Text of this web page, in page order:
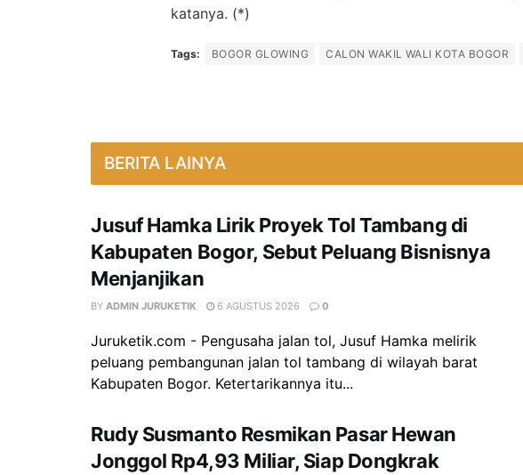
katanya. (*)
Tags: BOGOR GLOWING CALON WAKIL WALI KOTA BOGOR
BERITA LAINYA
Jusuf Hamka Lirik Proyek Tol Tambang di
Kabupaten Bogor, Sebut Peluang Bisnisnya
Menjanjikan
BY ADMIN JURUKETIK 6 AGUSTUS 2026 0
Juruketik.com - Pengusaha jalan tol, Jusuf Hamka melirik
peluang pembangunan jalan tol tambang di wilayah barat
Kabupaten Bogor. Ketertarikannya itu...
Rudy Susmanto Resmikan Pasar Hewan
Jonggol Rp4,93 Miliar, Siap Dongkrak